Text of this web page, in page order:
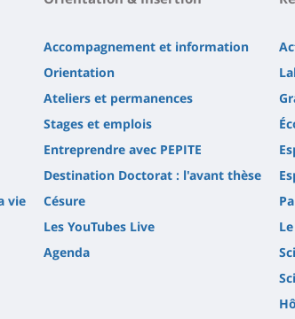
vie
Accompagnement et information
Orientation
Ateliers et permanences
Stages et emplois
Entreprendre avec PEPITE
Destination Doctorat : l'avant thèse
Césure
Les YouTubes Live
Agenda